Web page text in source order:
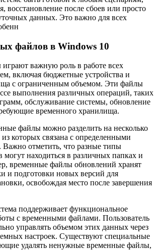
восстановление после сбоев или просто
данных. Это важно для всех
файлов в Windows 10
важную роль в работе всех
включая бюджетные устройства и
с ограниченным объемом. Эти файлы
выполнения различных операций, таких
обслуживание системы, обновление
временного хранилища.
файлы можно разделить на несколько
которых связана с определенными
Важно отметить, что разные типы
находиться в различных папках и
временные файлы обновлений хранят
и подготовки новых версий для
освобождая место после завершения
поддерживает функциональное
с временными файлами. Пользователь
управлять объемом этих данных через
настроек. Существуют специальные
удалять ненужные временные файлы,